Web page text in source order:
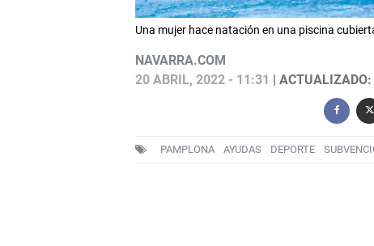
Una mujer hace natación en una piscina
NAVARRA.COM
20 ABRIL, 2022 - 11:31 |
PAMPLONA AYUDAS DEPORTE